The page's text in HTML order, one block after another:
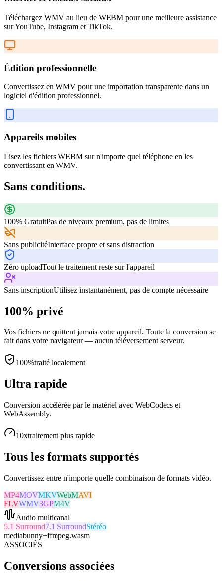
Téléchargez WMV au lieu de WEBM pour une meilleure assistance
sur YouTube, Instagram et TikTok.
Édition professionnelle
Convertissez en WMV pour une importation transparente dans un
logiciel d'édition professionnel.
Appareils mobiles
Lisez les fichiers WEBM sur n'importe quel téléphone en les
convertissant en WMV.
Sans conditions.
100% GratuitPas de niveaux premium, pas de limites
Sans publicitéInterface propre et sans distraction
Zéro uploadTout le traitement reste sur l'appareil
Sans inscriptionUtilisez instantanément, pas de compte nécessaire
100% privé
Vos fichiers ne quittent jamais votre appareil. Toute la conversion se
fait dans votre navigateur — aucun téléversement serveur.
100%traité localement
Ultra rapide
Conversion accélérée par le matériel avec WebCodecs et
WebAssembly.
10xtraitement plus rapide
Tous les formats supportés
Convertissez entre n'importe quelle combinaison de formats vidéo.
MP4MOVMKVWebMAVI
FLVWMV3GPM4V
Audio multicanal
5.1 Surround7.1 SurroundStéréo
mediabunny+ffmpeg.wasm
ASSOCIÉS
Conversions associées